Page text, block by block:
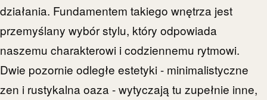
działania. Fundamentem takiego wnętrza jest
przemyślany wybór stylu, który odpowiada
naszemu charakterowi i codziennemu rytmowi.
Dwie pozornie odległe estetyki - minimalistyczne
zen i rustykalna oaza - wytyczają tu zupełnie inne,